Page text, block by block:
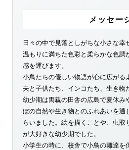
メッセー
日々の中で見落としがちな小さな幸
温もりに満ちた色彩と柔らかな色調
感を運びます。
小鳥たちの優しい物語が心に広がる
夫と子供たち、インコたち、生き物
幼少期は両親の田舎の広島で夏休み
ぼの自然や生き物とのふれあいを通
らいました。絵を描くことや、虫取
が大好きな幼少期でした。
小学生の時に、校舎で小鳥の雛達を